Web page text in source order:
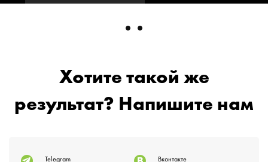
Хотите такой же
результат? Напишите нам
Telegram Вконтакте